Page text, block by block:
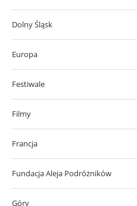
Dolny Śląsk
Europa
Festiwale
Filmy
Francja
Fundacja Aleja Podróżników
Góry